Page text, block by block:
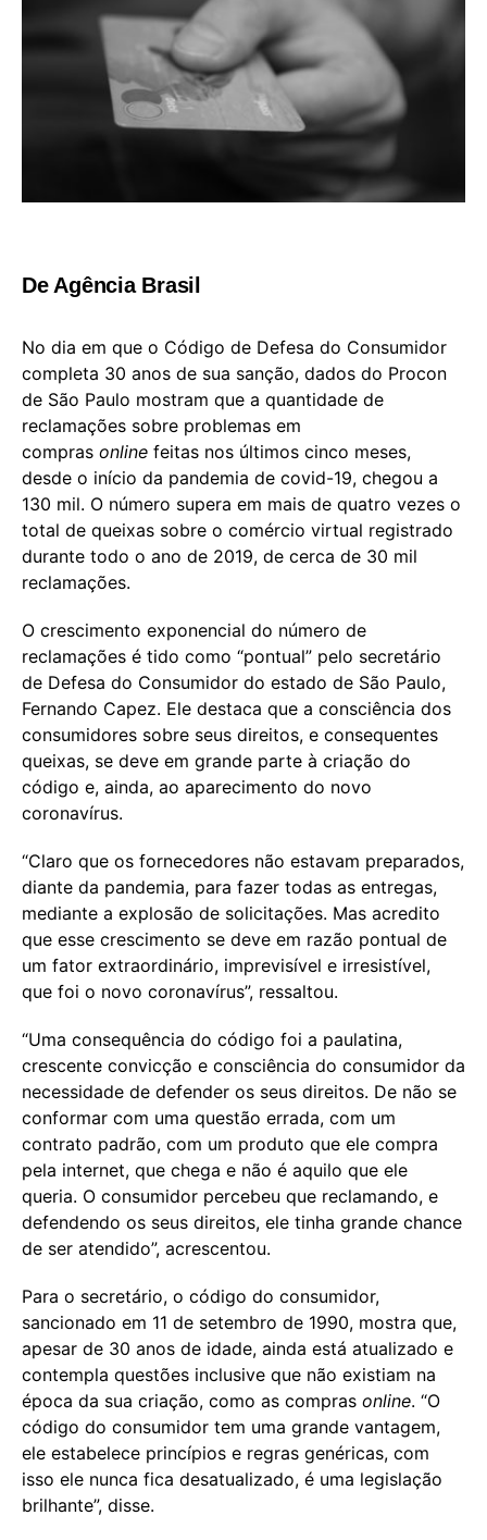
De Agência Brasil
No dia em que o Código de Defesa do Consumidor
completa 30 anos de sua sanção, dados do Procon
de São Paulo mostram que a quantidade de
reclamações sobre problemas em
compras online feitas nos últimos cinco meses,
desde o início da pandemia de covid-19, chegou a
130 mil. O número supera em mais de quatro vezes o
total de queixas sobre o comércio virtual registrado
durante todo o ano de 2019, de cerca de 30 mil
reclamações.
O crescimento exponencial do número de
reclamações é tido como “pontual” pelo secretário
de Defesa do Consumidor do estado de São Paulo,
Fernando Capez. Ele destaca que a consciência dos
consumidores sobre seus direitos, e consequentes
queixas, se deve em grande parte à criação do
código e, ainda, ao aparecimento do novo
coronavírus.
“Claro que os fornecedores não estavam preparados,
diante da pandemia, para fazer todas as entregas,
mediante a explosão de solicitações. Mas acredito
que esse crescimento se deve em razão pontual de
um fator extraordinário, imprevisível e irresistível,
que foi o novo coronavírus”, ressaltou.
“Uma consequência do código foi a paulatina,
crescente convicção e consciência do consumidor da
necessidade de defender os seus direitos. De não se
conformar com uma questão errada, com um
contrato padrão, com um produto que ele compra
pela internet, que chega e não é aquilo que ele
queria. O consumidor percebeu que reclamando, e
defendendo os seus direitos, ele tinha grande chance
de ser atendido”, acrescentou.
Para o secretário, o código do consumidor,
sancionado em 11 de setembro de 1990, mostra que,
apesar de 30 anos de idade, ainda está atualizado e
contempla questões inclusive que não existiam na
época da sua criação, como as compras online. “O
código do consumidor tem uma grande vantagem,
ele estabelece princípios e regras genéricas, com
isso ele nunca fica desatualizado, é uma legislação
brilhante”, disse.